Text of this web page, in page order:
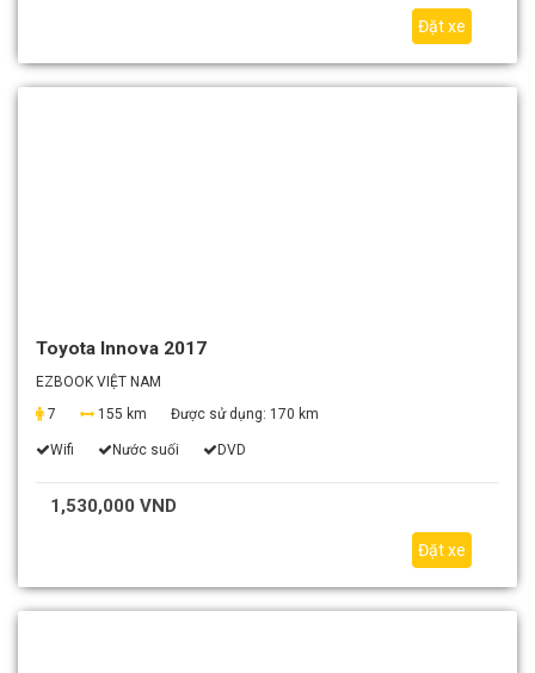
Đặt xe
Toyota Innova 2017
EZBOOK VIỆT NAM
7
155 km Được sử dụng: 170 km
Wifi Nước suối DVD
1,530,000 VND
Đặt xe